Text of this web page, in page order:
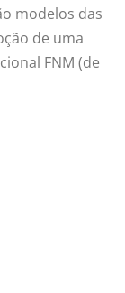
modelos das
de uma
FNM (de